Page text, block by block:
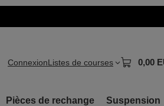
ConnexionListes de courses 0,00
Pièces de rechange
Suspension